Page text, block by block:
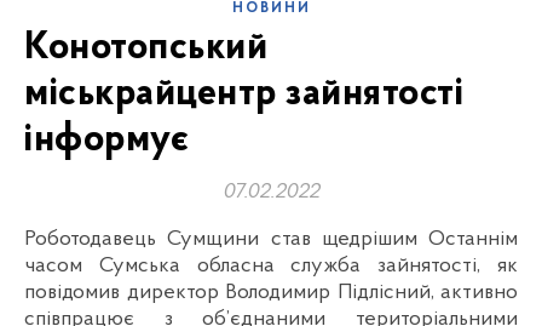
НОВИНИ
Конотопський
міськрайцентр зайнятості
інформує
07.02.2022
Роботодавець Сумщини став щедрішим Останнім
часом Сумська обласна служба зайнятості, як
повідомив директор Володимир Підлісний, активно
співпрацює з об’єднаними територіальними